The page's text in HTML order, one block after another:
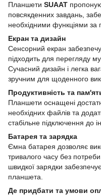
Планшети SUAAT
повсякденних завдань,
необхідними функціями за
Екран та дизайн
Сенсорний екран
підходить для перегляду
Сучасний дизайн і легка
зручним для щоденного
Продуктивність та
Планшети оснащені
необхідних файлів та
стабільне підключення до
Батарея та зарядка
Ємна батарея дозволяє
тривалого часу без потреби
швидкої зарядки
планшета.
Де придбати та умови